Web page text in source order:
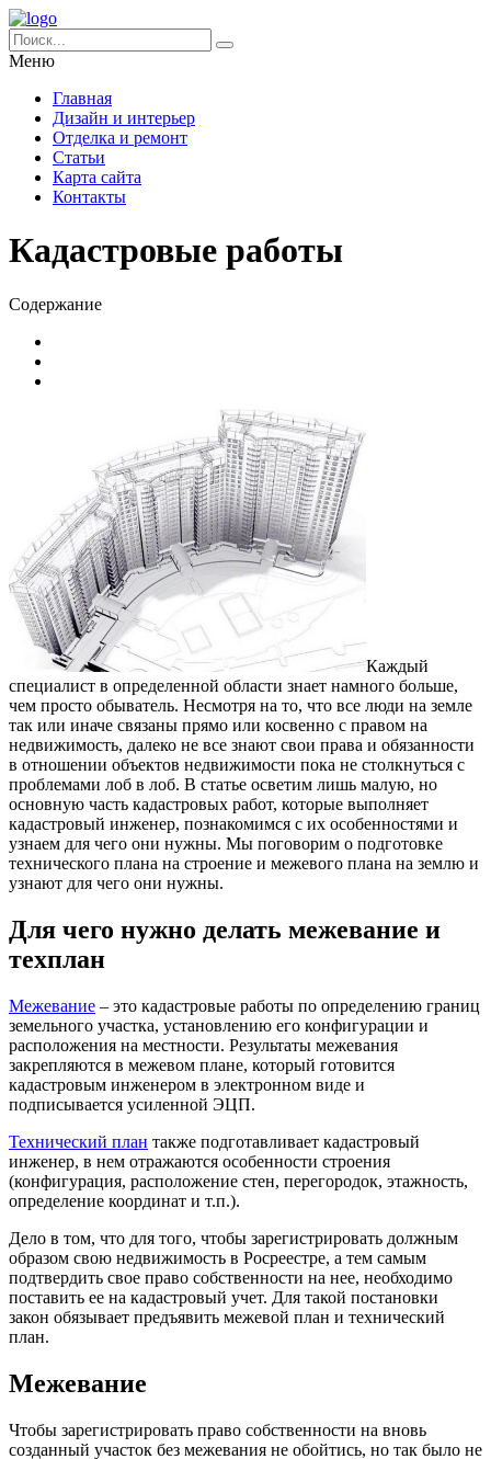
Меню
Главная
Дизайн и интерьер
Отделка и ремонт
Статьи
Карта сайта
Контакты
Кадастровые работы
Содержание
Каждый
специалист в определенной области знает намного больше,
чем просто обыватель. Несмотря на то, что все люди на земле
так или иначе связаны прямо или косвенно с правом на
недвижимость, далеко не все знают свои права и обязанности
в отношении объектов недвижимости пока не столкнуться с
проблемами лоб в лоб. В статье осветим лишь малую, но
основную часть кадастровых работ, которые выполняет
кадастровый инженер, познакомимся с их особенностями и
узнаем для чего они нужны. Мы поговорим о подготовке
технического плана на строение и межевого плана на землю и
узнают для чего они нужны.
Для чего нужно делать межевание и
техплан
Межевание – это кадастровые работы по определению границ
земельного участка, установлению его конфигурации и
расположения на местности. Результаты межевания
закрепляются в межевом плане, который готовится
кадастровым инженером в электронном виде и
подписывается усиленной ЭЦП.
Технический план также подготавливает кадастровый
инженер, в нем отражаются особенности строения
(конфигурация, расположение стен, перегородок, этажность,
определение координат и т.п.).
Дело в том, что для того, чтобы зарегистрировать должным
образом свою недвижимость в Росреестре, а тем самым
подтвердить свое право собственности на нее, необходимо
поставить ее на кадастровый учет. Для такой постановки
закон обязывает предъявить межевой план и технический
план.
Межевание
Чтобы зарегистрировать право собственности на вновь
созданный участок без межевания не обойтись, но так было не